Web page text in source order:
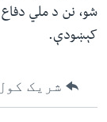
شو، نن د ملي
کېښودې.
شریک